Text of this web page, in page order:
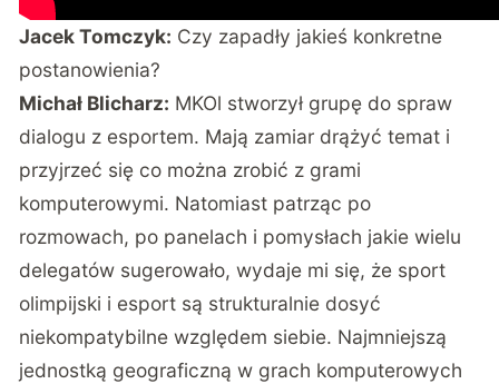
Jacek Tomczyk: Czy zapadły jakieś konkretne
postanowienia?
Michał Blicharz: MKOl stworzył grupę do spraw
dialogu z esportem. Mają zamiar drążyć temat i
przyjrzeć się co można zrobić z grami
komputerowymi. Natomiast patrząc po
rozmowach, po panelach i pomysłach jakie wielu
delegatów sugerowało, wydaje mi się, że sport
olimpijski i esport są strukturalnie dosyć
niekompatybilne względem siebie. Najmniejszą
jednostką geograficzną w grach komputerowych